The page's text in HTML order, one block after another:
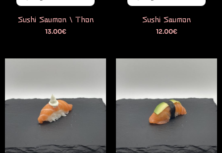
Sushi Saumon \ Thon
13.00€
Sushi Saumon
12.00€